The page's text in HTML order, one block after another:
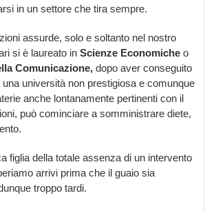
in un settore che tira sempre.
assurde, solo e soltanto nel nostro
si è laureato inScienze Economicheo
Comunicazione,dopo aver conseguito
università non prestigiosa e comunque
anche lontanamente pertinenti con il
può cominciare a somministrare diete,
figlia della totale assenza di un intervento
arrivi prima che il guaio sia
troppo tardi.